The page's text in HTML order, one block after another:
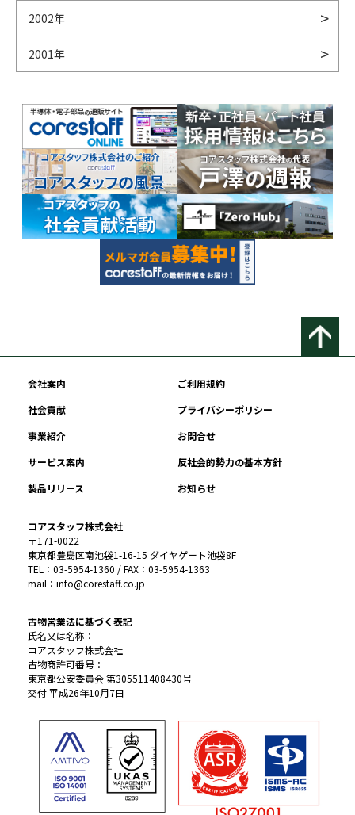
2002年
2001年
会社案内
ご利用規約
社会貢献
プライバシーポリシー
事業紹介
お問合せ
サービス案内
反社会的勢力の基本方針
製品リリース
お知らせ
コアスタッフ株式会社
〒171-0022
東京都豊島区南池袋1-16-15 ダイヤゲート池袋8F
TEL：03-5954-1360 / FAX：03-5954-1363
mail：info@corestaff.co.jp
古物営業法に基づく表記
氏名又は名称：
コアスタッフ株式会社
古物商許可番号：
東京都公安委員会 第305511408430号
交付 平成26年10月7日